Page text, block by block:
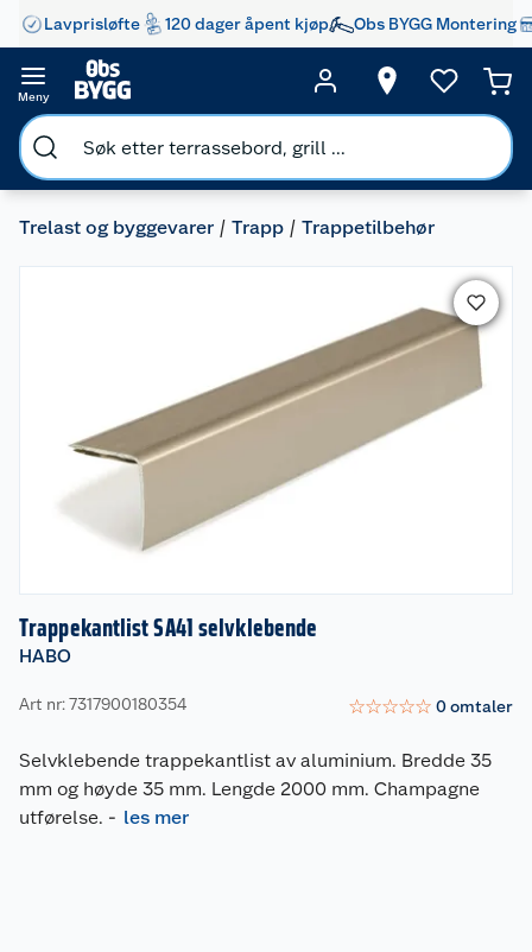
Lavprisløfte 120 dager åpent kjøp Obs BYGG Montering
Meny
Trelast og byggevarer Trapp Trappetilbehør
Trappekantlist SA41 selvklebende
HABO
Art nr: 7317900180354 ☆☆☆☆☆ 0omtaler
Selvklebende trappekantlist av aluminium. Bredde 35
mm og høyde 35 mm. Lengde 2000 mm. Champagne
utførelse. - les mer